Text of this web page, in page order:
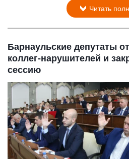
Читать
Барнаульские депутаты
коллег-нарушителей и
сессию